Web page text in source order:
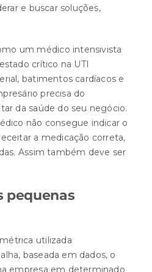
e buscar soluções,
um médico intensivista
crítico na UTI
batimentos cardíacos e
precisa do
da saúde do seu negócio.
não consegue indicar o
a medicação correta,
Assim também deve ser
pequenas
utilizada
baseada em dados, o
empresa em determinado